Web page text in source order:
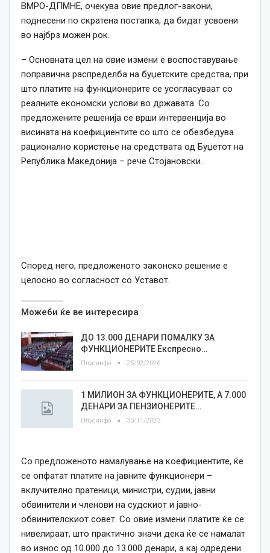
ВМРО-ДПМНЕ, очекува овие предлог-закони,
поднесени по скратена постапка, да бидат усвоени
во најбрз можен рок.
– Основната цел на овие измени е воспоставување
поправична распределба на буџетските средства, при
што платите на функционерите се усогласуваат со
реалните економски услови во државата. Со
предложените решенија се врши интервенција во
висината на коефициентите со што се обезбедува
рационално користење на средствата од Буџетот на
Република Македонија – рече Стојановски.
Според него, предложеното законско решение е
целосно во согласност со Уставот.
Можеби ќе ве интересира
ДО 13.000 ДЕНАРИ ПОМАЛКУ ЗА
ФУНКЦИОНЕРИТЕ Експресно…
Плусинфо 25/02/2026
1 МИЛИОН ЗА ФУНКЦИОНЕРИТЕ, А 7.000
ДЕНАРИ ЗА ПЕНЗИОНЕРИТЕ…
Плусинфо 30/11/2023
Со предложеното намалување на коефициентите, ќе
се опфатат платите на јавните функционери –
вклучително пратеници, министри, судии, јавни
обвинители и членови на судскиот и јавно-
обвинителскиот совет. Со овие измени платите ќе се
нивелираат, што практично значи дека ќе се намалат
во износ од 10.000 до 13.000 денари, а кај одредени